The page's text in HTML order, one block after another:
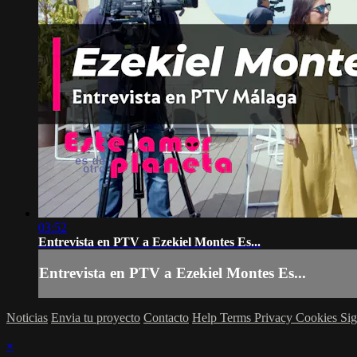
03:52
Entrevista en PTV a Ezekiel Montes Es...
Entrevista en PTV a Ezekiel Montes Es...
Noticias Envia tu proyecto Contacto Help Terms Privacy Cookies
×